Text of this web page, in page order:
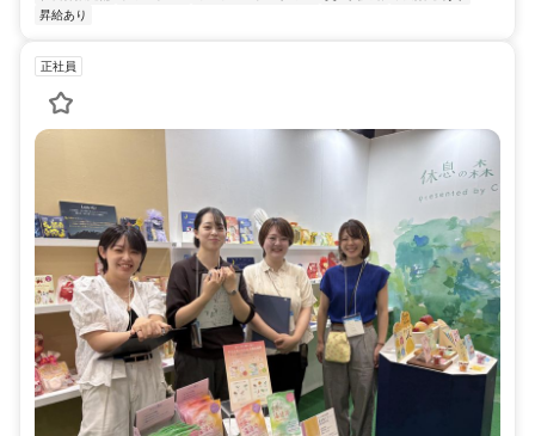
昇給あり
正社員